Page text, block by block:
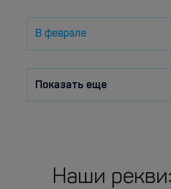
В феврале
Показать еще
Наши